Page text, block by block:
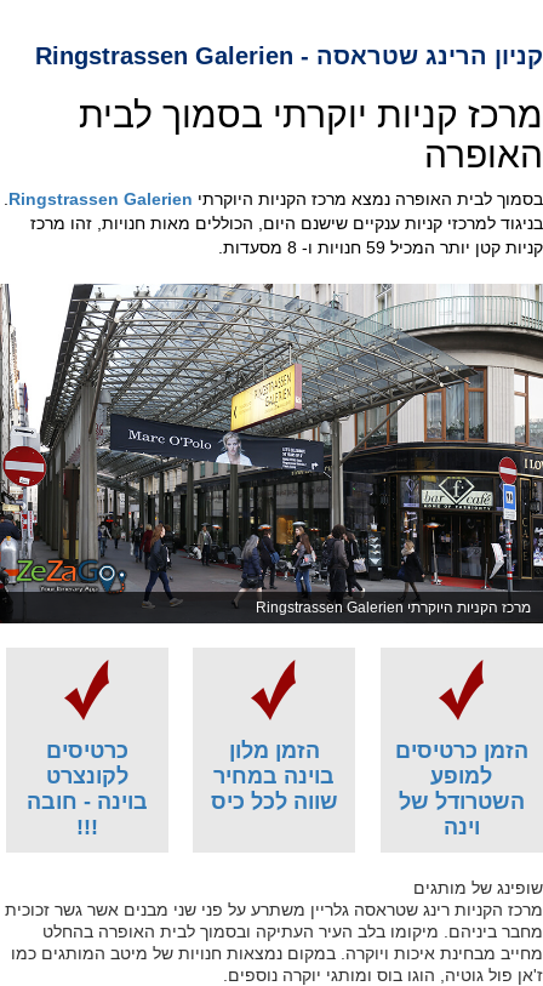
קניון הרינג שטראסה - Ringstrassen Galerien
מרכז קניות יוקרתי בסמוך לבית
האופרה
בסמוך לבית האופרה נמצא מרכז הקניות היוקרתי Ringstrassen Galerien
בניגוד למרכזי קניות ענקיים שישנם היום, הכוללים מאות חנויות, זהו מרכז
קניות קטן יותר המכיל 59 חנויות ו- 8 מסעדות.
מרכז הקניות היוקרתי Ringstrassen Galerien
הזמן כרטיסים
למופע
השטרודל של
וינה
הזמן מלון
בוינה במחיר
שווה לכל כיס
כרטיסים
לקונצרט
בוינה - חובה
!!!
שופינג של מותגים
מרכז הקניות רינג שטראסה גלריין משתרע על פני שני מבנים אשר גשר זכוכית
מחבר ביניהם. מיקומו בלב העיר העתיקה ובסמוך לבית האופרה בהחלט
מחייב מבחינת איכות ויוקרה. במקום נמצאות חנויות של מיטב המותגים כמו
ז'אן פול גוטיה, הוגו בוס ומותגי יוקרה נוספים.